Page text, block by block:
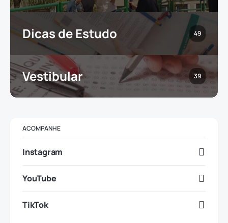
Dicas de Estudo 49
Vestibular 39
ACOMPANHE
Instagram
YouTube
TikTok